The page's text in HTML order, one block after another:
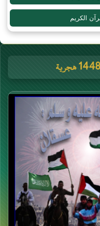
الكريم